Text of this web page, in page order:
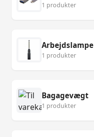
1 produkter
Arbejdslampe
1 produkter
Bagagevægt
1 produkter